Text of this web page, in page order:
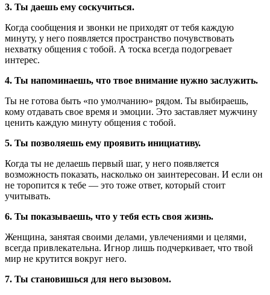
3. Ты даешь ему соскучиться.
Когда сообщения и звонки не приходят от тебя каждую
минуту, у него появляется пространство почувствовать
нехватку общения с тобой. А тоска всегда подогревает
интерес.
4. Ты напоминаешь, что твое внимание нужно заслужить.
Ты не готова быть «по умолчанию» рядом. Ты выбираешь,
кому отдавать свое время и эмоции. Это заставляет мужчину
ценить каждую минуту общения с тобой.
5. Ты позволяешь ему проявить инициативу.
Когда ты не делаешь первый шаг, у него появляется
возможность показать, насколько он заинтересован. И если он
не торопится к тебе — это тоже ответ, который стоит
учитывать.
6. Ты показываешь, что у тебя есть своя жизнь.
Женщина, занятая своими делами, увлечениями и целями,
всегда привлекательна. Игнор лишь подчеркивает, что твой
мир не крутится вокруг него.
7. Ты становишься для него вызовом.